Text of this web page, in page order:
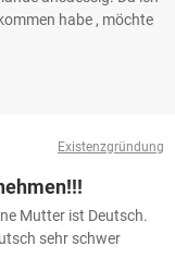
habe , möchte
Existenzgründung
Mutter ist Deutsch.
sehr schwer